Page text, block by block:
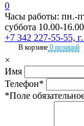
0
Часы работы: пн.-
суббота 10.00-
+7 342 227-55-55,
В корзине 0 позиций
×
Имя
Телефон*
*Поле